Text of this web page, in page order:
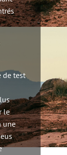
de test
le
une